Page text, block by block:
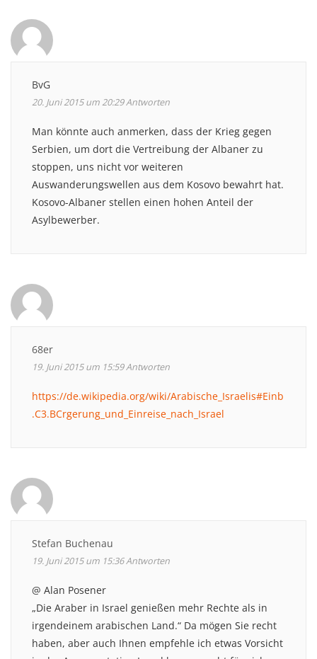
BvG
20. Juni 2015 um 20:29Antworten
Man könnte auch anmerken, dass der Krieg gegen
Serbien, um dort die Vertreibung der Albaner zu
stoppen, uns nicht vor weiteren
Auswanderungswellen aus dem Kosovo bewahrt hat.
Kosovo-Albaner stellen einen hohen Anteil der
Asylbewerber.
68er
19. Juni 2015 um 15:59Antworten
https://de.wikipedia.org/wiki/Arabische_Israelis#Einb
.C3.BCrgerung_und_Einreise_nach_Israel
Stefan Buchenau
19. Juni 2015 um 15:36Antworten
@ Alan Posener
„Die Araber in Israel genießen mehr Rechte als in
irgendeinem arabischen Land.“ Da mögen Sie recht
haben, aber auch Ihnen empfehle ich etwas Vorsicht